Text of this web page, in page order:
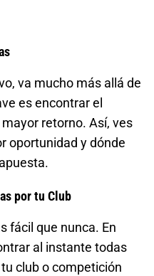
va mucho más allá de
es encontrar el
retorno. Así, ves
oportunidad y dónde
por tu Club
fácil que nunca. En
al instante todas
club o competición